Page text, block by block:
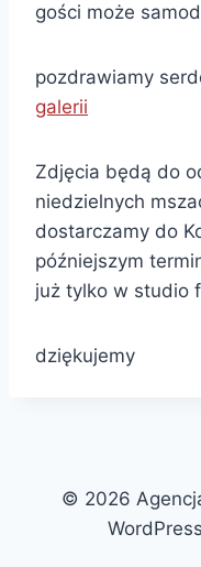
gości może
pozdrawiamy
galerii
Zdjęcia będą do
niedzielnych
dostarczamy do
późniejszym
już tylko w studio
dziękujemy
© 2026